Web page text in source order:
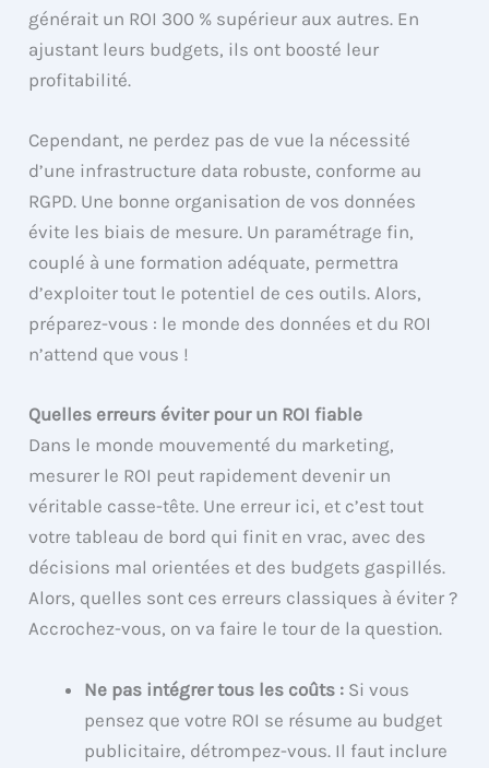
générait un ROI 300 % supérieur aux autres. En
ajustant leurs budgets, ils ont boosté leur
profitabilité.
Cependant, ne perdez pas de vue la nécessité
d’une infrastructure data robuste, conforme au
RGPD. Une bonne organisation de vos données
évite les biais de mesure. Un paramétrage fin,
couplé à une formation adéquate, permettra
d’exploiter tout le potentiel de ces outils. Alors,
préparez-vous : le monde des données et du ROI
n’attend que vous !
Quelles erreurs éviter pour un ROI fiable
Dans le monde mouvementé du marketing,
mesurer le ROI peut rapidement devenir un
véritable casse-tête. Une erreur ici, et c’est tout
votre tableau de bord qui finit en vrac, avec des
décisions mal orientées et des budgets gaspillés.
Alors, quelles sont ces erreurs classiques à éviter ?
Accrochez-vous, on va faire le tour de la question.
Ne pas intégrer tous les coûts : Si vous
pensez que votre ROI se résume au budget
publicitaire, détrompez-vous. Il faut inclure